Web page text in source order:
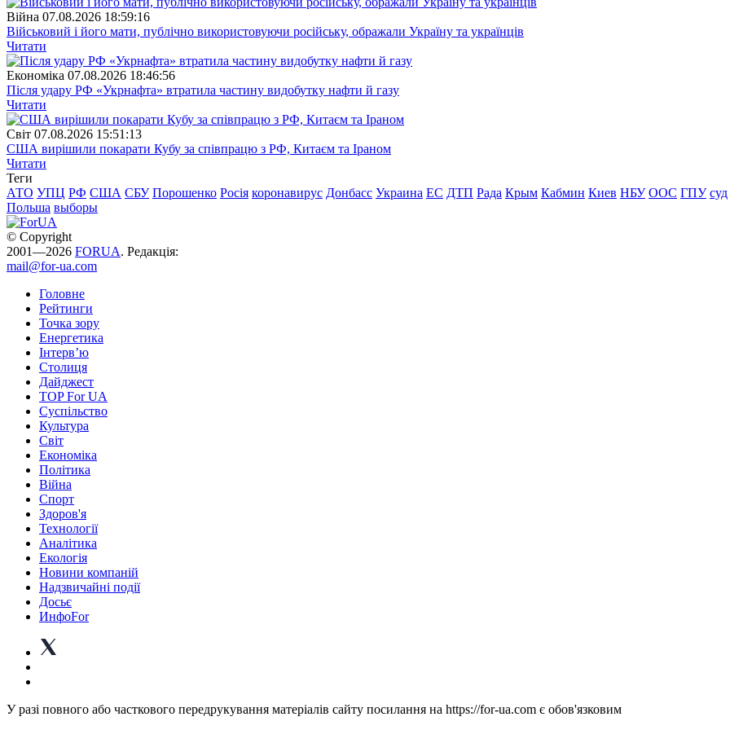
Війна 07.08.2026 18:59:16
Військовий і його мати, публічно використовуючи російську, ображали Україну та українців
Читати
Економіка 07.08.2026 18:46:56
Після удару РФ «Укрнафта» втратила частину видобутку нафти й газу
Читати
Свiт 07.08.2026 15:51:13
США вирішили покарати Кубу за співпрацю з РФ, Китаєм та Іраном
Читати
Теги
АТО УПЦ РФ США СБУ Порошенко Росія коронавирус Донбасс Украина ЕС ДТП Рада Крым Кабмин Киев НБУ ООС ГПУ суд
Польша выборы
© Copyright
2001—2026 FORUA. Редакція:
mail@for-ua.com
Головне
Рейтинги
Точка зору
Енергетика
Інтерв’ю
Столиця
Дайджест
TOP For UA
Суспiльство
Культура
Світ
Економіка
Політика
Війна
Спорт
Здоров'я
Технології
Аналітика
Екологія
Новини компаній
Надзвичайні події
Досьє
ИнфоFor
У разі повного або часткового передрукування матеріалів сайту посилання на https://for-ua.com є обов'язковим